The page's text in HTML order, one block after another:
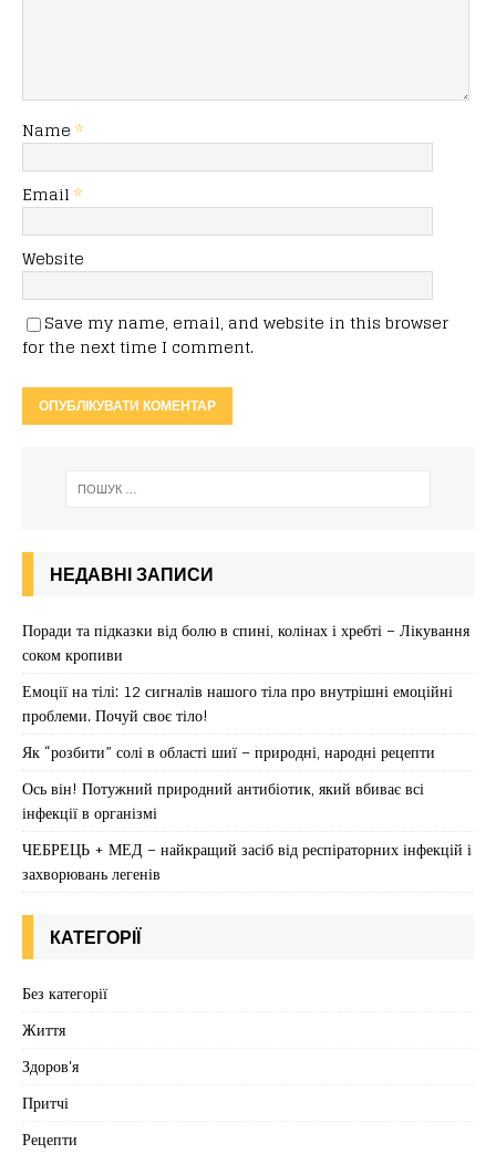
Name *
Email *
Website
Save my name, email, and website in this browser
for the next time I comment.
НЕДАВНІ ЗАПИСИ
Поради та підказки від болю в спині, колінах і хребті – Лікування
соком кропиви
Емоції на тілі: 12 сигналів нашого тіла про внутрішні емоційні
проблеми. Почуй своє тіло!
Як “розбити” солі в області шиї – природні, народні рецепти
Ось він! Потужний природний антибіотик, який вбиває всі
інфекції в організмі
ЧЕБРЕЦЬ + МЕД – найкращий засіб від респіраторних інфекцій і
захворювань легенів
КАТЕГОРІЇ
Без категорії
Життя
Здоров'я
Притчі
Рецепти